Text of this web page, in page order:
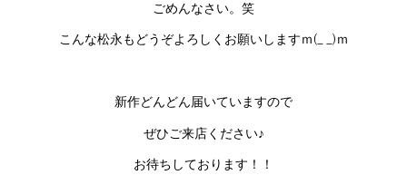
ごめんなさい。笑
こんな松永もどうぞよろしくお願いしますｍ(_ _)ｍ
新作どんどん届いていますので
ぜひご来店ください♪
お待ちしております！！